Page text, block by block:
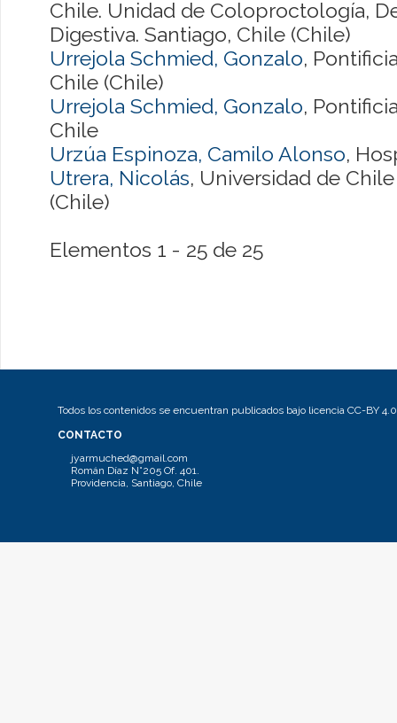
Chile. Unidad de Coloproctología,
Digestiva. Santiago, Chile (Chile)
Urrejola Schmied, Gonzalo,
Chile (Chile)
Urrejola Schmied, Gonzalo,
Chile
Urzúa Espinoza, Camilo Alonso,
Utrera, Nicolás, Universidad de
(Chile)
Elementos 1 - 25 de 25
Todos los contenidos se encuentran publicados bajo licencia CC-BY 4.0
CONTACTO
jyarmuched@gmail.com
Román Díaz N°205 Of. 401.
Providencia, Santiago, Chile